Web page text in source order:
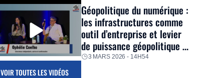
Géopolitique du numérique :
les infrastructures comme
outil d’entreprise et levier
de puissance géopolitique –
Ophélie Coelho – Séminaire
3 MARS 2026 - 14H54
VOIR TOUTES LES VIDÉOS